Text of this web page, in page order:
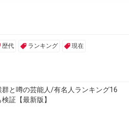
歴代 ランキング 現在
群と噂の芸能人/有名人ランキング16
証【最新版】